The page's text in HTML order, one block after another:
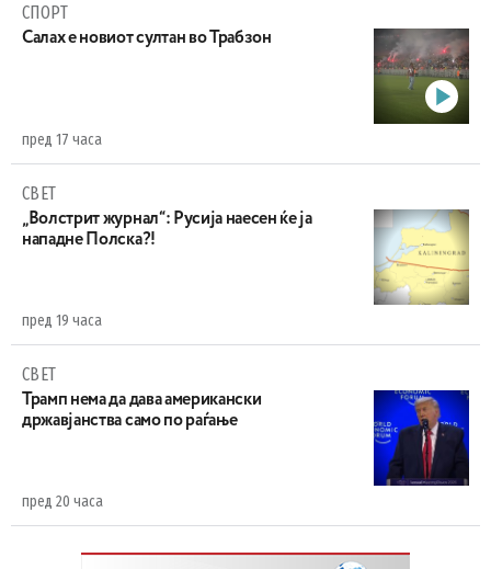
СПОРТ
Салах е новиот султан во Трабзон
пред 17 часа
СВЕТ
„Волстрит журнал“: Русија наесен ќе ја
нападне Полска?!
пред 19 часа
СВЕТ
Трамп нема да дава американски
државјанства само по раѓање
пред 20 часа